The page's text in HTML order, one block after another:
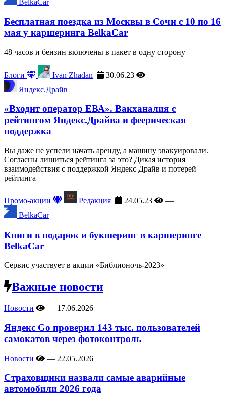
BelkaCar
Бесплатная поездка из Москвы в Сочи с 10 по 16
мая у каршеринга BelkaCar
48 часов и бензин включены в пакет в одну сторону
Блоги Ivan Zhadan 30.06.23
—
Яндекс.Драйв
«Входит оператор ЕВА». Вакханалия с
рейтингом Яндекс.Драйва и феерическая
поддержка
Вы даже не успели начать аренду, а машину эвакуировали.
Согласны лишиться рейтинга за это? Дикая история
взаимодействия с поддержкой Яндекс Драйв и потерей
рейтинга
Промо-акции Редакция 24.05.23
—
BelkaCar
Книги в подарок и букшеринг в каршеринге
BelkaCar
Сервис участвует в акции «Библионочь-2023»
Важные новости
Новости — 17.06.2026
Яндекс Go проверил 143 тыс. пользователей
самокатов через фотоконтроль
Новости — 22.05.2026
Страховщики назвали самые аварийные
автомобили 2026 года